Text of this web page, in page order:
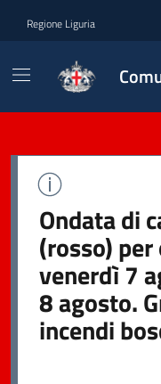
Regione Liguria
Ondata di
(rosso)
venerdì 7
8 agosto.
incendi